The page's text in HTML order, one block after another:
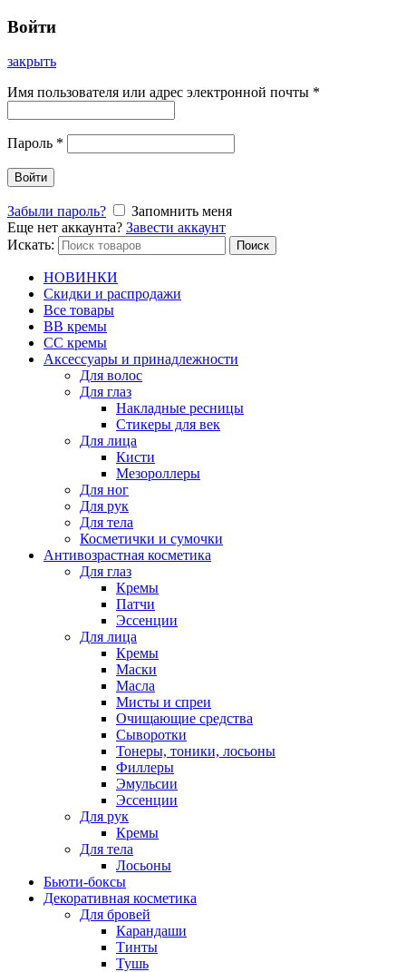
Войти
закрыть
Имя пользователя или адрес электронной почты *
Пароль *
Войти
Забыли пароль?
Запомнить меня
Еще нет аккаунта? Завести аккаунт
Искать:
Поиск
НОВИНКИ
Скидки и распродажи
Все товары
BB кремы
CC кремы
Аксессуары и принадлежности
Для волос
Для глаз
Накладные ресницы
Стикеры для век
Для лица
Кисти
Мезороллеры
Для ног
Для рук
Для тела
Косметички и сумочки
Антивозрастная косметика
Для глаз
Кремы
Патчи
Эссенции
Для лица
Кремы
Маски
Масла
Мисты и спреи
Очищающие средства
Сыворотки
Тонеры, тоники, лосьоны
Филлеры
Эмульсии
Эссенции
Для рук
Кремы
Для тела
Лосьоны
Бьюти-боксы
Декоративная косметика
Для бровей
Карандаши
Тинты
Тушь